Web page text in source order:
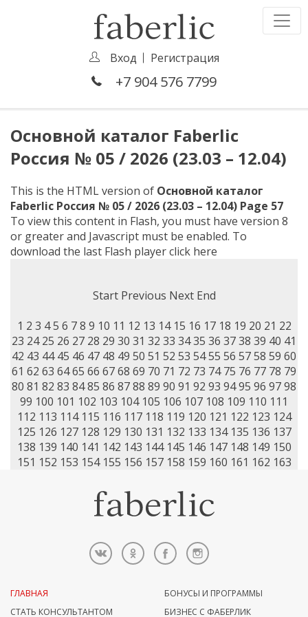
Вход Регистрация
+7 904 576 7799
Основной каталог Faberlic
Россия № 05 / 2026 (23.03 – 12.04)
This is the HTML version of Основной каталог
Faberlic Россия № 05 / 2026 (23.03 – 12.04) Page 57
To view this content in Flash, you must have version 8
or greater and Javascript must be enabled. To
download the last Flash playerclick here
Start Previous Next End
1 2 3 4 5 6 7 8 9 10 11 12 13 14 15 16 17 18 19 20 21 22
23 24 25 26 27 28 29 30 31 32 33 3435 36 3738 39 40 41
42 43 44 45 46 47 48 49 50 51 52 53 5455 56 5758 59 60
61 62 63 6465 66 6768 69 70 71 72 73 74 75 76 77 78 79
80 81 82 83 8485 86 8788 89 90 91 92 93 9495 96 9798
99 100 101 102 103 104 105 106 107 108 109 110 111
112 113 114 115 116 117 118 119 120 121 122 123 124
125 126 127 128 129 130 131 132 133 134 135 136 137
138 139 140 141 142 143 144 145 146 147 148 149 150
151 152 153 154 155 156 157 158 159 160 161 162 163
ГЛАВНАЯ
СТАТЬ КОНСУЛЬТАНТОМ
БОНУСЫ И ПРОГРАММЫ
БИЗНЕС С ФАБЕРЛИК